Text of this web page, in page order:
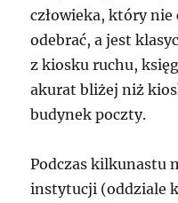
człowieka, który nie
odebrać, a jest
z kiosku ruchu,
akurat bliżej niż
budynek poczty.
Podczas kilkunastu
instytucji (oddziale